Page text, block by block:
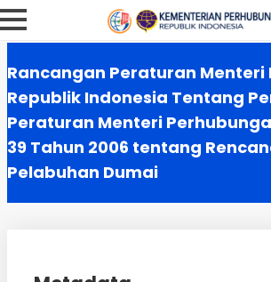
Rancangan Peraturan Menteri
Republik Indonesia Tentang
Peraturan Menteri
39 Tahun 2006 tentang
Pelabuhan Dumai